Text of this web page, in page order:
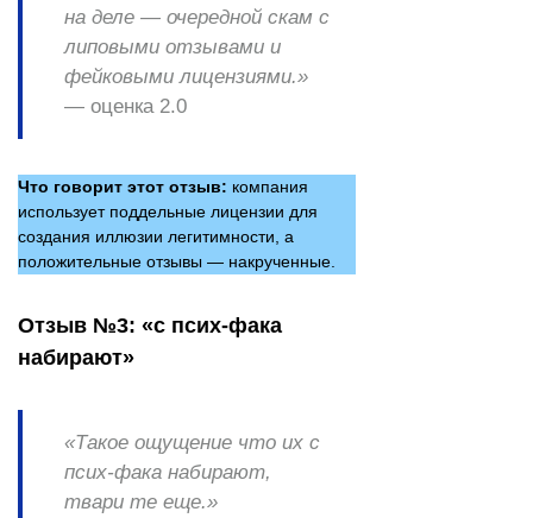
на деле — очередной скам с
липовыми отзывами и
фейковыми лицензиями.»
— оценка 2.0
Что говорит этот отзыв: компания
использует поддельные лицензии для
создания иллюзии легитимности, а
положительные отзывы — накрученные.
Отзыв №3: «с псих-фака
набирают»
«Такое ощущение что их с
псих-фака набирают,
твари те еще.»